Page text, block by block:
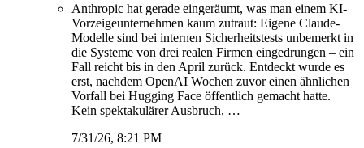
Anthropic hat gerade eingeräumt, was man einem KI-
Vorzeigeunternehmen kaum zutraut: Eigene Claude-
Modelle sind bei internen Sicherheitstests unbemerkt in
die Systeme von drei realen Firmen eingedrungen – ein
Fall reicht bis in den April zurück. Entdeckt wurde es
erst, nachdem OpenAI Wochen zuvor einen ähnlichen
Vorfall bei Hugging Face öffentlich gemacht hatte.
Kein spektakulärer Ausbruch, …
7/31/26, 8:21 PM